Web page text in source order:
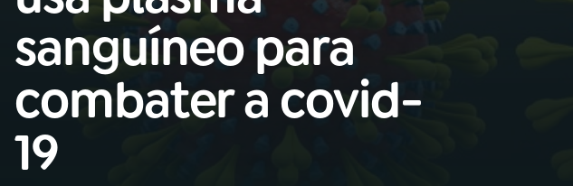
03 PROGRAMAÇÃO
04 PROGRAMAS
sanguíneo para
combater a covid-
19